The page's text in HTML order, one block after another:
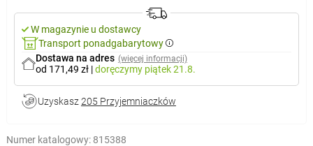
W magazynie u dostawcy
Transport ponadgabarytowy
Dostawa na adres (więcej informacji)
od 171,49 zł |doręczymy piątek 21.8.
Uzyskasz 205 Przyjemniaczków
Numer katalogowy: 815388